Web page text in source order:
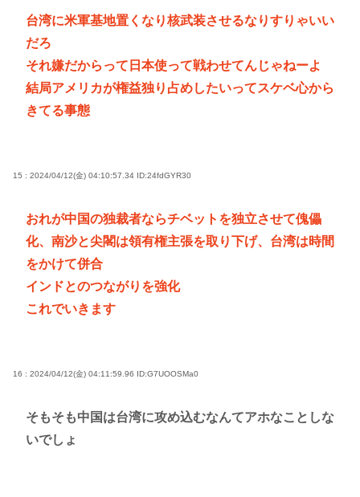
台湾に米軍基地置くなり核武装させるなりすりゃいい
だろ
それ嫌だからって日本使って戦わせてんじゃねーよ
結局アメリカが権益独り占めしたいってスケベ心から
きてる事態
15 : 2024/04/12(金) 04:10:57.34 ID:24fdGYR30
おれが中国の独裁者ならチベットを独立させて傀儡
化、南沙と尖閣は領有権主張を取り下げ、台湾は時間
をかけて併合
インドとのつながりを強化
これでいきます
16 : 2024/04/12(金) 04:11:59.96 ID:G7UOOSMa0
そもそも中国は台湾に攻め込むなんてアホなことしな
いでしょ